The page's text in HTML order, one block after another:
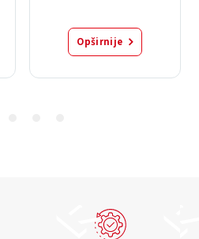
Opširnije